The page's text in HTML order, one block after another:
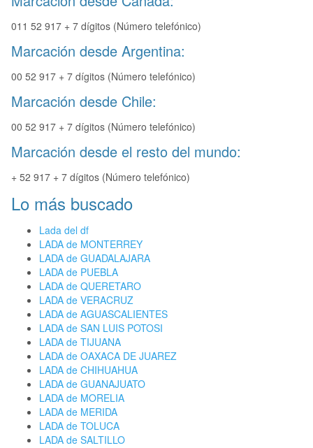
011 52 917 + 7 dígitos (Número telefónico)
Marcación desde Argentina:
00 52 917 + 7 dígitos (Número telefónico)
Marcación desde Chile:
00 52 917 + 7 dígitos (Número telefónico)
Marcación desde el resto del mundo:
+ 52 917 + 7 dígitos (Número telefónico)
Lo más buscado
Lada del df
LADA de MONTERREY
LADA de GUADALAJARA
LADA de PUEBLA
LADA de QUERETARO
LADA de VERACRUZ
LADA de AGUASCALIENTES
LADA de SAN LUIS POTOSI
LADA de TIJUANA
LADA de OAXACA DE JUAREZ
LADA de CHIHUAHUA
LADA de GUANAJUATO
LADA de MORELIA
LADA de MERIDA
LADA de TOLUCA
LADA de SALTILLO